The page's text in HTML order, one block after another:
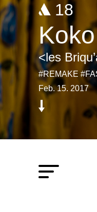
18
<les
#REMAKE
Feb. 15. 2017